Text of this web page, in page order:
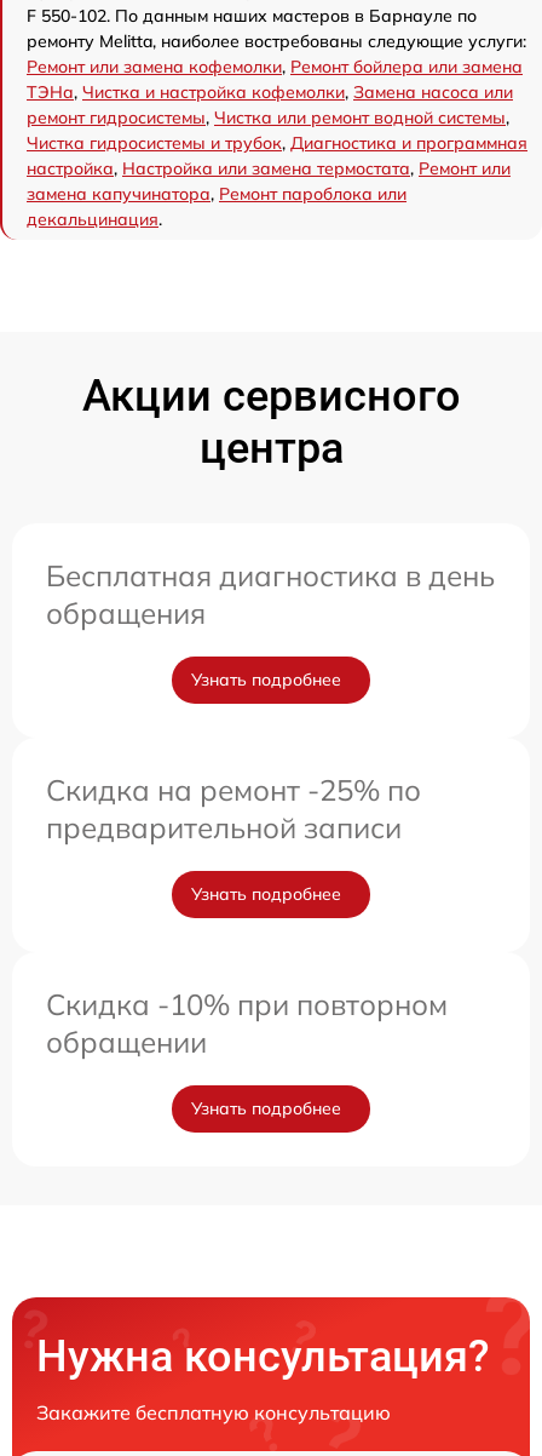
F 550-102. По данным наших мастеров в Барнауле по
ремонту Melitta, наиболее востребованы следующие услуги:
Ремонт или замена кофемолки, Ремонт бойлера или замена
ТЭНа, Чистка и настройка кофемолки, Замена насоса или
ремонт гидросистемы, Чистка или ремонт водной системы,
Чистка гидросистемы и трубок, Диагностика и программная
настройка, Настройка или замена термостата, Ремонт или
замена капучинатора, Ремонт пароблока или
декальцинация.
Акции сервисного
центра
Бесплатная диагностика в день
обращения
Узнать подробнее
Скидка на ремонт -25% по
предварительной записи
Узнать подробнее
Скидка -10% при повторном
обращении
Узнать подробнее
Нужна консультация?
Закажите бесплатную консультацию